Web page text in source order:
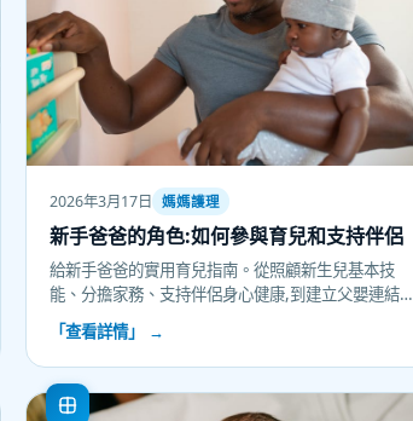
2026年3月17日 媽媽護理
新手爸爸的角色:如何參與育兒和支持伴侶
給新手爸爸的實用育兒指南。從照顧新生兒基本技
能、分擔家務、支持伴侶身心健康,到建立父嬰連結和
應對角色轉變壓力。打破傳統育兒分工觀念,了解爸爸
參與的重要性,學習具體行動方法,成為育兒路上的真正
夥伴。
「查看詳情」 →